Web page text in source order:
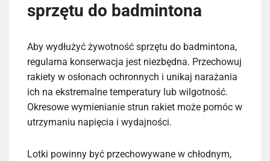
sprzętu do badmintona
Aby wydłużyć żywotność sprzętu do badmintona,
regularna konserwacja jest niezbędna. Przechowuj
rakiety w osłonach ochronnych i unikaj narażania
ich na ekstremalne temperatury lub wilgotność.
Okresowe wymienianie strun rakiet może pomóc w
utrzymaniu napięcia i wydajności.
Lotki powinny być przechowywane w chłodnym,